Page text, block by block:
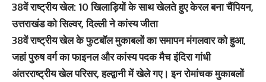
38वें राष्ट्रीय खेल: 10 खिलाड़ियों के साथ खेलते हुए केरल बना चैंपियन,
उत्तराखंड को सिल्वर, दिल्ली ने कांस्य जीता
38वें राष्ट्रीय खेल के फुटबॉल मुकाबलों का समापन मंगलवार को हुआ,
जहां पुरुष वर्ग का फाइनल और कांस्य पदक मैच इंदिरा गांधी
अंतरराष्ट्रीय खेल परिसर, हल्द्वानी में खेले गए। इन रोमांचक मुकाबलों